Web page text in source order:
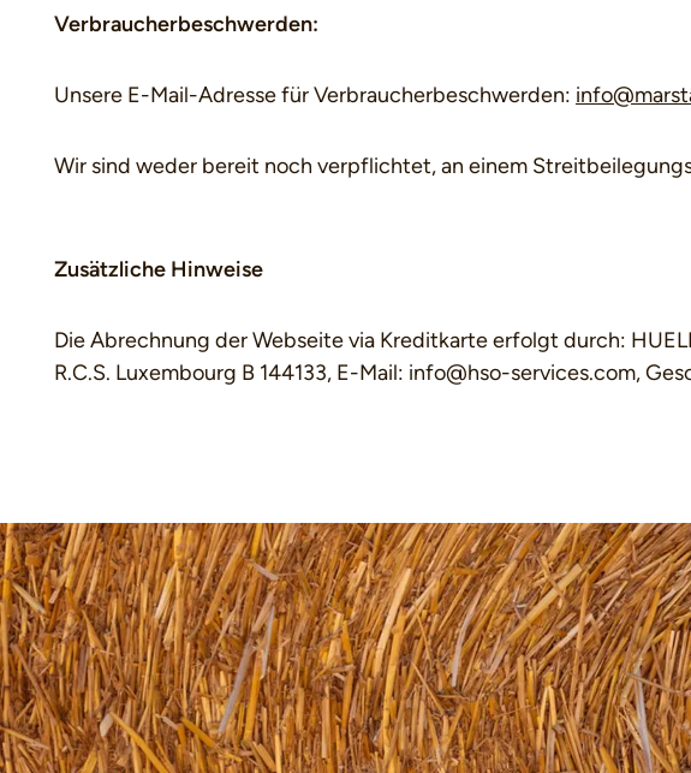
Verbraucherbeschwerden:
Unsere E-Mail-Adresse für Verbraucherbeschwerden:
Wir sind weder bereit noch verpflichtet, an einem
Zusätzliche Hinweise
Die Abrechnung der Webseite via Kreditkarte erfolgt durch:
R.C.S. Luxembourg B 144133, E-Mail: info@hso-services.com,